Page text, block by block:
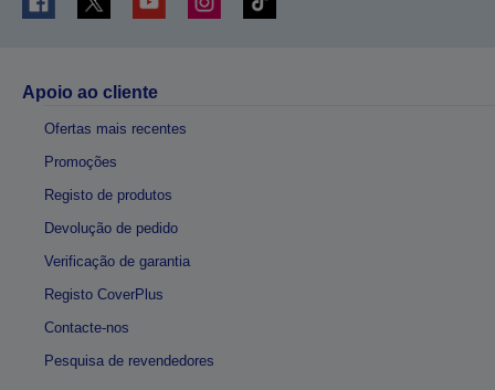
Apoio ao cliente
Ofertas mais recentes
Promoções
Registo de produtos
Devolução de pedido
Verificação de garantia
Registo CoverPlus
Contacte-nos
Pesquisa de revendedores